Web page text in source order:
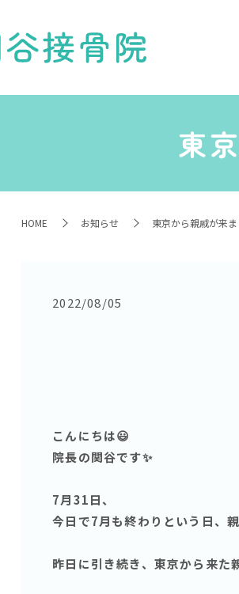
東
HOME お知らせ 東京から親戚が来ま
2022/08/05
こんにちは😃
院長の関谷です✨
7月31日、
今日で7月も終わりという日、
昨日に引き続き、東京から来た